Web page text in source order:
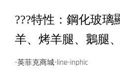
???特性：鋼化玻
羊、烤羊腿、鵝腿
-英菲克商城-line-inphic